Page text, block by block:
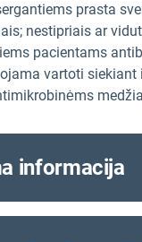
prasta
nestipriais ar
pacientams
vartoti siekiant
informacija